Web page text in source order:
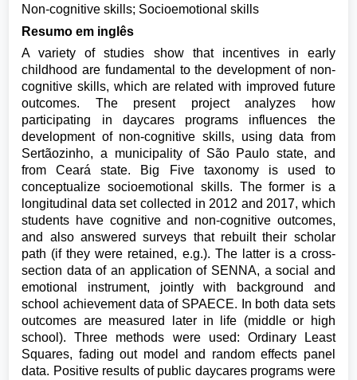
Non-cognitive skills; Socioemotional skills
Resumo em inglês
A variety of studies show that incentives in early
childhood are fundamental to the development of non-
cognitive skills, which are related with improved future
outcomes. The present project analyzes how
participating in daycares programs influences the
development of non-cognitive skills, using data from
Sertãozinho, a municipality of São Paulo state, and
from Ceará state. Big Five taxonomy is used to
conceptualize socioemotional skills. The former is a
longitudinal data set collected in 2012 and 2017, which
students have cognitive and non-cognitive outcomes,
and also answered surveys that rebuilt their scholar
path (if they were retained, e.g.). The latter is a cross-
section data of an application of SENNA, a social and
emotional instrument, jointly with background and
school achievement data of SPAECE. In both data sets
outcomes are measured later in life (middle or high
school). Three methods were used: Ordinary Least
Squares, fading out model and random effects panel
data. Positive results of public daycares programs were